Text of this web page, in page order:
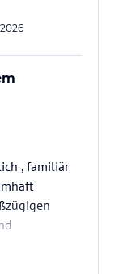
, familiär
tollen